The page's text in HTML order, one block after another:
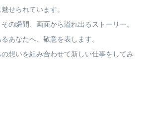
せられています。
の瞬間、画面から溢れ出るストーリー。
あなたへ、敬意を表します。
想いを組み合わせて新しい仕事をしてみ